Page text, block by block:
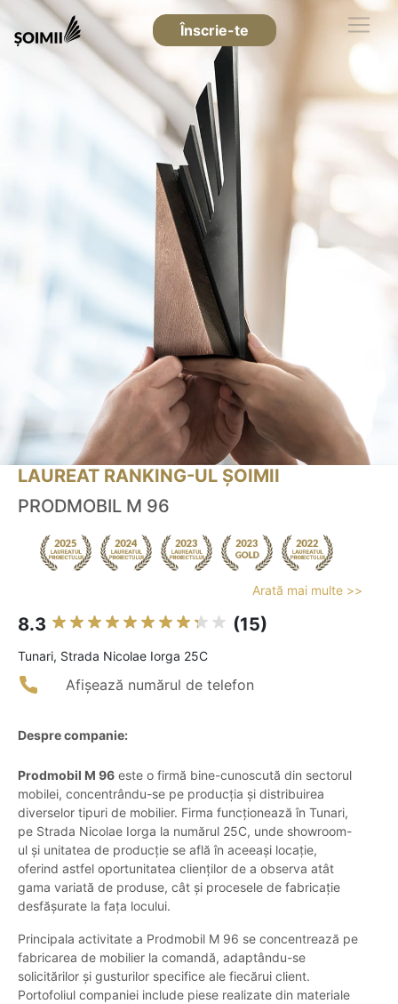
Înscrie-te
LAUREAT RANKING-UL ȘOIMII
PRODMOBIL M 96
Arată mai multe >>
8.3 (15)
Tunari, Strada Nicolae Iorga 25C
Afișează numărul de telefon
Despre companie:
Prodmobil M 96 este o firmă bine-cunoscută din sectorul
mobilei, concentrându-se pe producția și distribuirea
diverselor tipuri de mobilier. Firma funcționează în Tunari,
pe Strada Nicolae Iorga la numărul 25C, unde showroom-
ul și unitatea de producție se află în aceeași locație,
oferind astfel oportunitatea clienților de a observa atât
gama variată de produse, cât și procesele de fabricație
desfășurate la fața locului.
Principala activitate a Prodmobil M 96 se concentrează pe
fabricarea de mobilier la comandă, adaptându-se
solicitărilor și gusturilor specifice ale fiecărui client.
Portofoliul companiei include piese realizate din materiale